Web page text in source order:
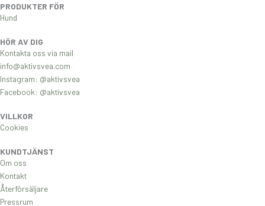
e
b
o
o
k
t
r
a
m
PRODUKTER FÖR
Hund
HÖR AV DIG
Kontakta oss via mail
info@aktivsvea.com
Instagram: @aktivsvea
Facebook: @aktivsvea
VILLKOR
Cookies
KUNDTJÄNST
Om oss
Kontakt
Återförsäljare
Pressrum